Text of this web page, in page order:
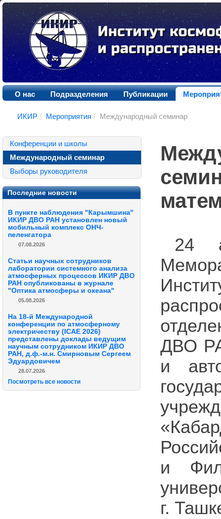
О нас Подразделения Публикации
ИКИР / Мероприятия / Международный семинар
Конференции и школы
Международный семинар
Выборы руководителя
Последние новости
В пункте наблюдения "Карымшина"
ИКИР ДВО РАН установлен новый
мобильный комплекс ОНЧ-
пеленгатора
07.08.2026
Статьи научных сотрудников
лаборатории системного анализа
атмосферных процессов ИКИР ДВО
РАН опубликованы в журнале
"Оптика атмосферы и океана"
05.08.2026
На 18-й Международной
конференции по атмосферному
электричеству (ICAE 2026)
представлены доклады ведущим
научным сотрудником ИКИР ДВО
РАН, д.ф.-м.н. Смирновым Сергеем
Эдуардовичем
28.07.2026
Посмотреть все новости
24
ДВО
и
и
г.